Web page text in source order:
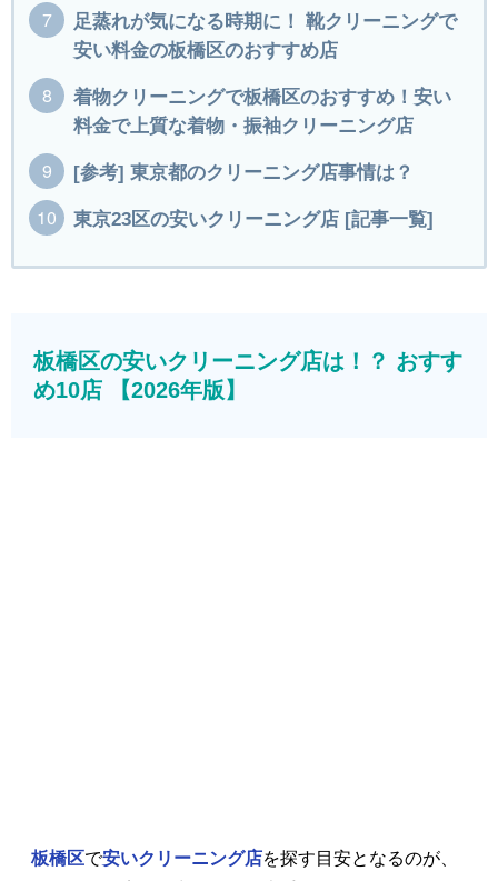
足蒸れが気になる時期に！ 靴クリーニングで
安い料金の板橋区のおすすめ店
着物クリーニングで板橋区のおすすめ！安い
料金で上質な着物・振袖クリーニング店
[参考] 東京都のクリーニング店事情は？
東京23区の安いクリーニング店 [記事一覧]
板橋区の安いクリーニング店は！？ おすす
め10店 【2026年版】
板橋区で安いクリーニング店を探す目安となるのが、